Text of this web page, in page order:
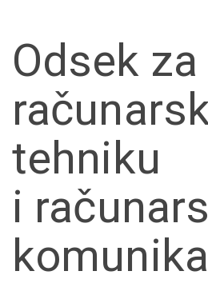
Odsek za
tehniku
i